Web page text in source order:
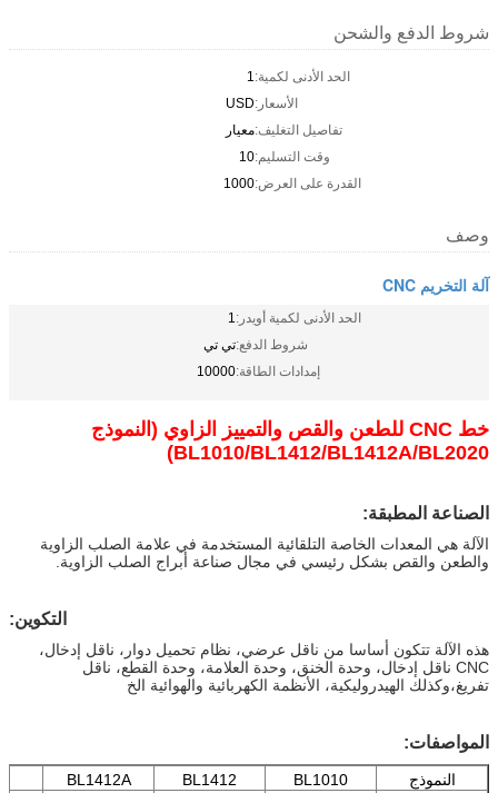
شروط الدفع والشحن
الحد الأدنى لكمية:1
الأسعار:USD
تفاصيل التغليف:معيار
وقت التسليم:10
القدرة على العرض:1000
وصف
آلة التخريم CNC
الحد الأدنى لكمية أويدر:1
شروط الدفع:تي تي
إمدادات الطاقة:10000
خط CNC للطعن والقص والتمييز الزاوي (النموذج
BL1010/BL1412/BL1412A/BL2020)
الصناعة المطبقة:
الآلة هي المعدات الخاصة التلقائية المستخدمة في علامة الصلب الزاوية
والطعن والقص بشكل رئيسي في مجال صناعة أبراج الصلب الزاوية.
التكوين:
هذه الآلة تتكون أساسا من ناقل عرضي، نظام تحميل دوار، ناقل إدخال،
CNC ناقل إدخال، وحدة الخنق، وحدة العلامة، وحدة القطع، ناقل
تفريغ،وكذلك الهيدروليكية، الأنظمة الكهربائية والهوائية الخ
المواصفات:
النموذج BL1010
BL1412
BL1412A